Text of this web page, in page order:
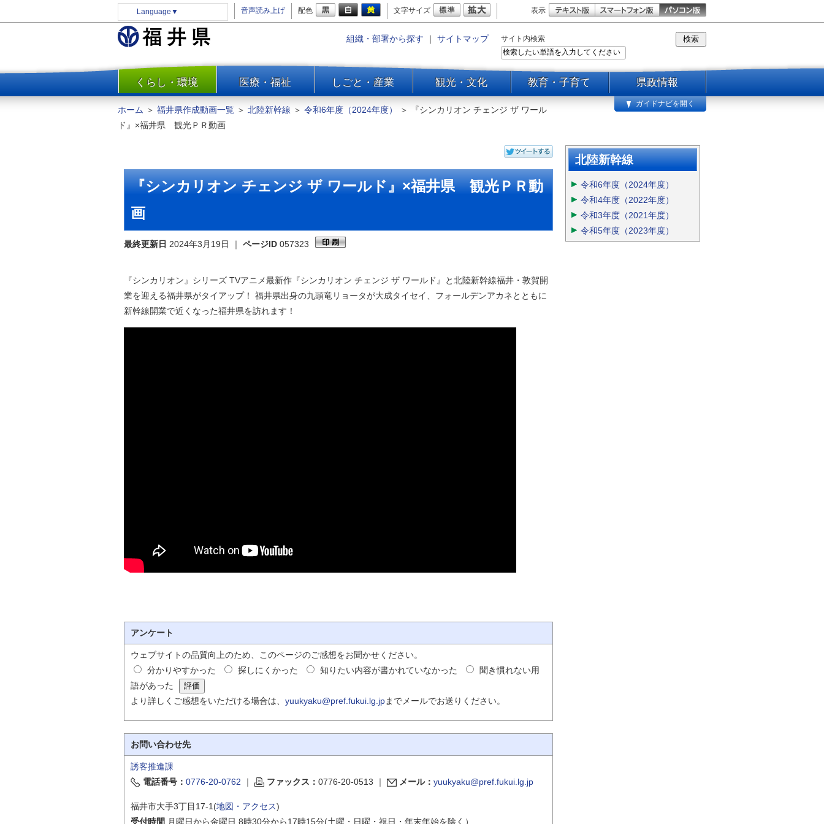
Language ▼ 音声読み上げ 配色 文字サイズ 表示
組織・部署から探す ｜ サイトマップ サイト内検索
一覧
くらし・環境 医療・福祉 しごと・産業 観光・文化 教育・子育て 県政情報
防災
安全安心
住まい・土地
環境問題・廃棄物対策・リサ
イクル
まちづくり
交通・道路
自然
ホーム ＞ 福井県作成動画一覧 ＞ 北陸新幹線 ＞ 令和6年度（2024年度） ＞
『シンカリオン チェンジ ザ ワール
ド』×福井県 観光ＰＲ動画
ガイドナビを開く
『シンカリオン チェンジ ザ ワールド』×福井県 観光ＰＲ動
画
最終更新日 2024年3月19日 ｜ ページID 057323
『シンカリオン』シリーズ TVアニメ最新作『シンカリオン チェンジ ザ ワールド』と北陸新幹線福井・敦賀開
業を迎える福井県がタイアップ！ 福井県出身の九頭竜リョータが大成タイセイ、フォールデンアカネとともに
新幹線開業で近くなった福井県を訪れます！
アンケート
ウェブサイトの品質向上のため、このページのご感想をお聞かせください。
分かりやすかった
探しにくかった 知りたい内容が書かれていなかった
聞き慣れない用
語があった
より詳しくご感想をいただける場合は、 yuukyaku@pref.fukui.lg.jpまでメールでお送りください。
お問い合わせ先
誘客推進課
電話番号： 0776-20-0762 ｜ ファックス： 0776-20-0513 ｜ メール： yuukyaku@pref.fukui.lg.jp
福井市大手3丁目17-1(地図・アクセス)
受付時間 月曜日から金曜日 8時30分から17時15分(土曜・日曜・祝日・年末年始を除く）
北陸新幹線
令和6年度（2024年度）
令和4年度（2022年度）
令和3年度（2021年度）
令和5年度（2023年度）